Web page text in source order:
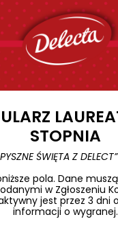
STOPNIA
ŚWIĘTA Z
pola. Dane
w Zgłoszeniu
jest przez 3 dni
informacji o wygranej.